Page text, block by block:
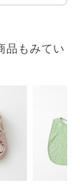
品もみてい